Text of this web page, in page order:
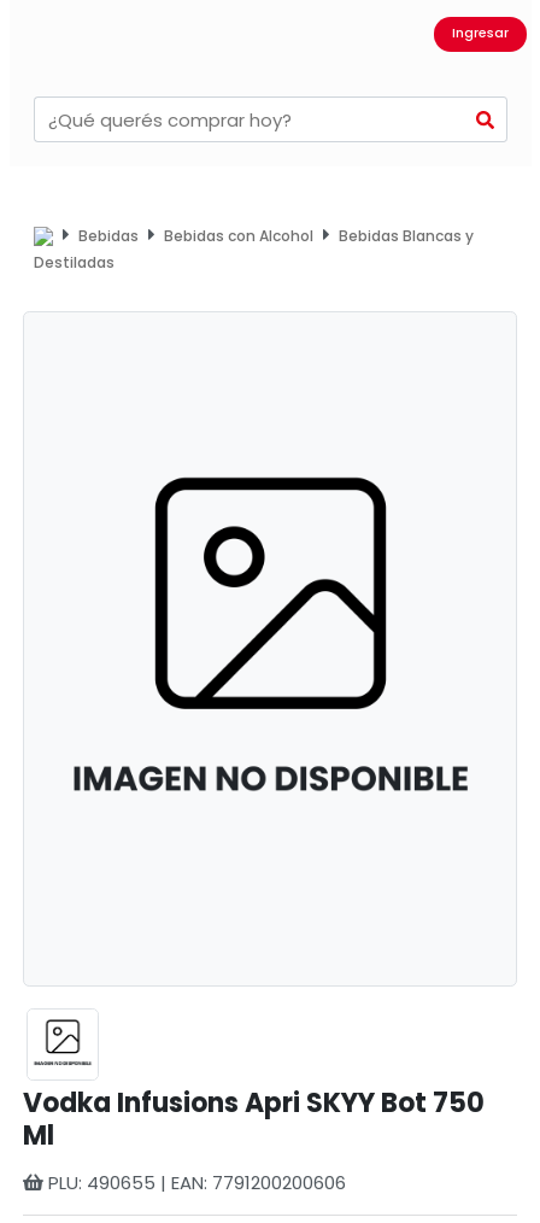
Ingresar
Bebidas Bebidas con Alcohol
Bebidas Blancas y
Destiladas
Vodka Infusions Apri SKYY Bot 750
Ml
PLU: 490655 | EAN: 7791200200606